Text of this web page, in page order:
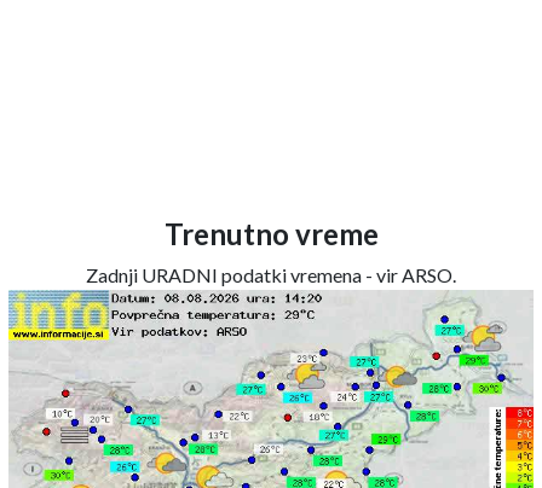
Trenutno vreme
Zadnji URADNI podatki vremena - vir ARSO.